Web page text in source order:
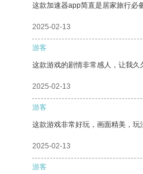
这款加速器app简直是居家旅行必
2025-02-13
游客
这款游戏的剧情非常感人，让我久
2025-02-13
游客
这款游戏非常好玩，画面精美，玩
2025-02-13
游客